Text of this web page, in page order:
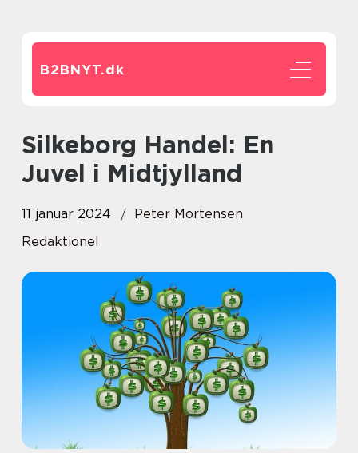
B2BNYT.dk
Silkeborg Handel: En
Juvel i Midtjylland
11 januar 2024
Peter Mortensen
Redaktionel